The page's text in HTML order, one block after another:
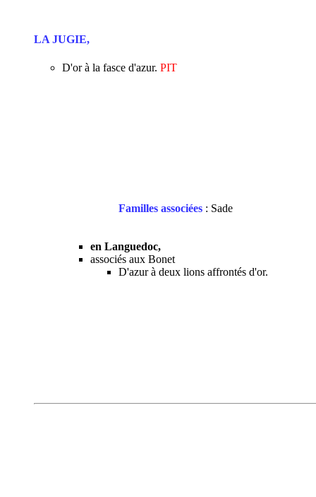
LA JUGIE,
D'or à la fasce d'azur. PIT
Familles associées : Sade
en Languedoc,
associés aux Bonet
D'azur à deux lions affrontés d'or.